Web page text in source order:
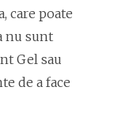
care poate
nu sunt
Gel sau
de a face